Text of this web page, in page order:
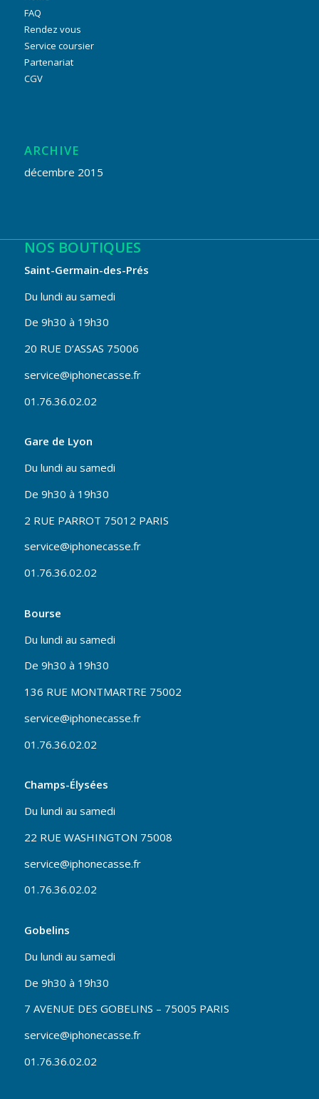
FAQ
Rendez vous
Service coursier
Partenariat
CGV
ARCHIVE
décembre 2015
NOS BOUTIQUES
Saint-Germain-des-Prés
Du lundi au samedi
De 9h30 à 19h30
20 RUE D’ASSAS 75006
service@iphonecasse.fr
01.76.36.02.02
Gare de Lyon
Du lundi au samedi
De 9h30 à 19h30
2 RUE PARROT 75012 PARIS
service@iphonecasse.fr
01.76.36.02.02
Bourse
Du lundi au samedi
De 9h30 à 19h30
136 RUE MONTMARTRE 75002
service@iphonecasse.fr
01.76.36.02.02
Champs-Élysées
Du lundi au samedi
22 RUE WASHINGTON 75008
service@iphonecasse.fr
01.76.36.02.02
Gobelins
Du lundi au samedi
De 9h30 à 19h30
7 AVENUE DES GOBELINS – 75005 PARIS
service@iphonecasse.fr
01.76.36.02.02